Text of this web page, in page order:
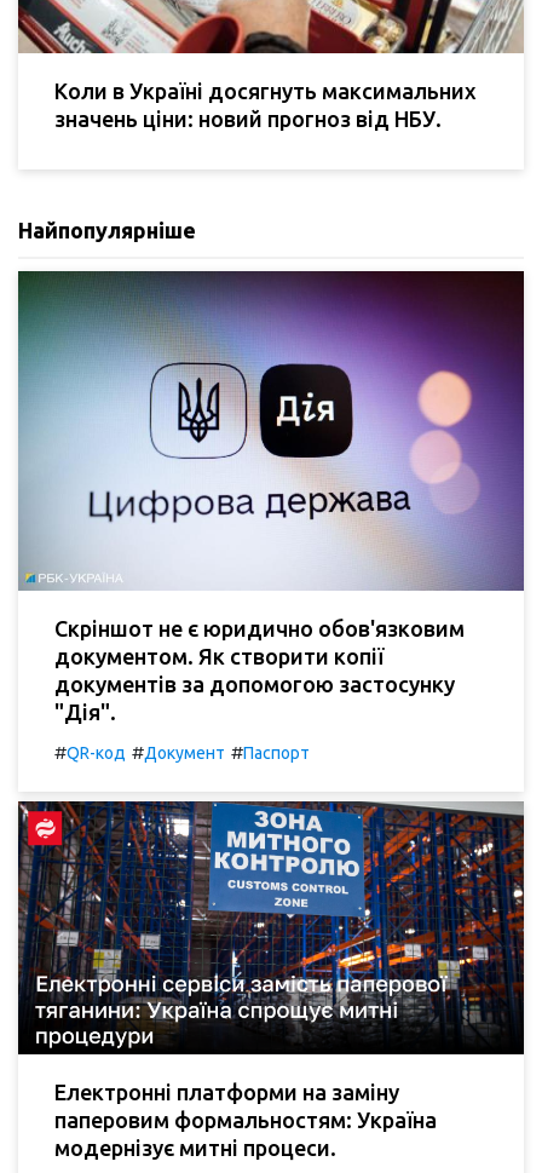
Коли в Україні досягнуть максимальних
значень ціни: новий прогноз від НБУ.
Найпопулярніше
Скріншот не є юридично обов'язковим
документом. Як створити копії
документів за допомогою застосунку
"Дія".
#QR-код #Документ #Паспорт
Електронні платформи на заміну
паперовим формальностям: Україна
модернізує митні процеси.